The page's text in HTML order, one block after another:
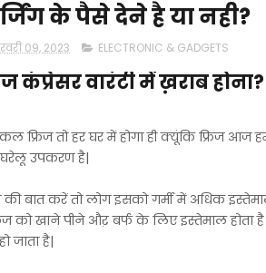
के पैसे देने है या नही?
09, 2023 ELECTRONIC & GADGETS
कंप्रेसर वारंटी में ख़राब होना?
फ्रिज तो हर घर में होगा ही क्यूंकि फ्रिज
उपकरण है|
की बात करें तो लोग इसको गर्मी में अधिक
को खाने पीने औऱ बर्फ के लिए इस्तेमाल होता
जाता है|